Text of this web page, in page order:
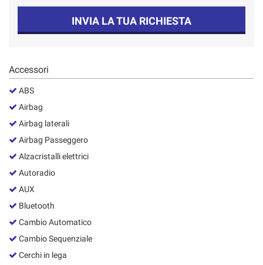
INVIA LA TUA RICHIESTA
Accessori
ABS
Airbag
Airbag laterali
Airbag Passeggero
Alzacristalli elettrici
Autoradio
AUX
Bluetooth
Cambio Automatico
Cambio Sequenziale
Cerchi in lega
Cookie di marketing
la
policy
Salva
impostazioni